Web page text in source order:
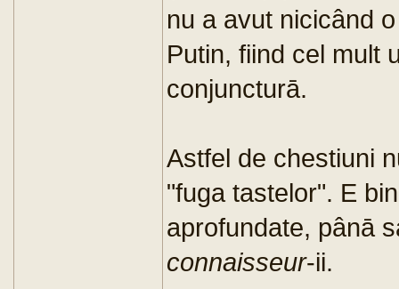
nu a avut nicicând
Putin, fiind cel mult
conjuncturā.
Astfel de chestiuni
"fuga tastelor". E
aprofundate, pânā
connaisseur-ii.